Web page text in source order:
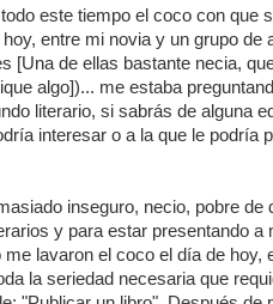
este tiempo el coco con que
entre mi novia y un grupo de
[Una de ellas bastante necia,
algo])... me estaba
literario, si sabrás de alguna
interesar o a la que le podría
inseguro, necio, pobre de
y para estar presentando a
lavaron el coco el día de hoy,
la seriedad necesaria que